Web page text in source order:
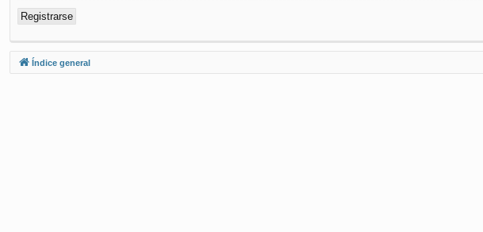
Registrarse
Índice general